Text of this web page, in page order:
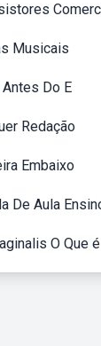
Musicais
Do E
Redação
Embaixo
De Aula
O Que é